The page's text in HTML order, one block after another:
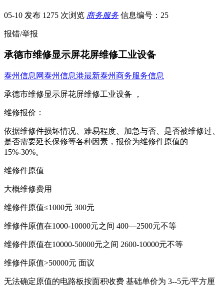
05-10 发布 1275 次浏览 商务服务 信息编号：25
报错/举报
承德市维修显示屏花屏维修工业设备
泰州信息网泰州信息港最新泰州商务服务信息
承德市维修显示屏花屏维修工业设备 ，
维修报价：
依据维修件损坏情况、难易程度、加急与否、是否被维修过、
是否需要延长保修等各种因素，报价为维修件原值的
15%-30%。
维修件原值
大概维修费用
维修件原值≤1000元 300元
维修件原值在1000-10000元之间 400—2500元不等
维修件原值在10000-50000元之间 2600-10000元不等
维修件原值>50000元 面议
无法确定原值的电路板按面积收费 基础单价为 3--5元/平方厘